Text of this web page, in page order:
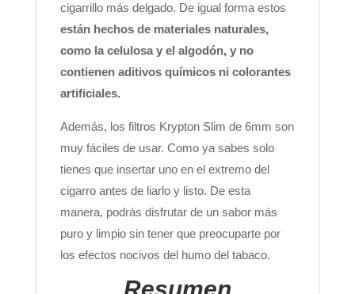
cigarrillo más delgado. De igual forma estos
están hechos de materiales naturales,
como la celulosa y el algodón, y no
contienen aditivos químicos ni colorantes
artificiales.
Además, los filtros Krypton Slim de 6mm son
muy fáciles de usar. Como ya sabes solo
tienes que insertar uno en el extremo del
cigarro antes de liarlo y listo. De esta
manera, podrás disfrutar de un sabor más
puro y limpio sin tener que preocuparte por
los efectos nocivos del humo del tabaco.